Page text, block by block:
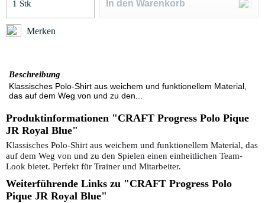
In den Warenkorb
Merken
Beschreibung
Klassisches Polo-Shirt aus weichem und funktionellem Material,
das auf dem Weg von und zu den...
Produktinformationen "CRAFT Progress Polo Pique
JR Royal Blue"
Klassisches Polo-Shirt aus weichem und funktionellem Material, das
auf dem Weg von und zu den Spielen einen einheitlichen Team-
Look bietet. Perfekt für Trainer und Mitarbeiter.
Weiterführende Links zu "CRAFT Progress Polo
Pique JR Royal Blue"